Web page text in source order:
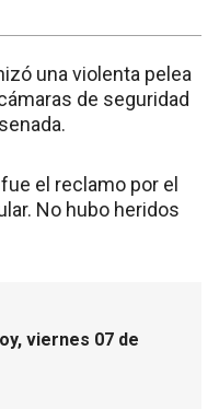
una violenta pelea
de seguridad
el reclamo por el
No hubo heridos
viernes 07 de